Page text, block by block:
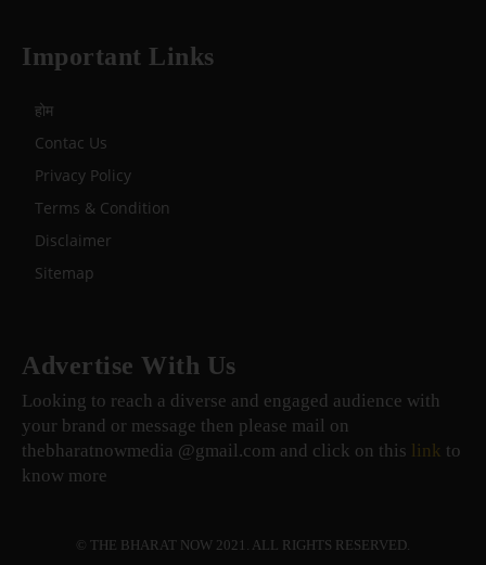
Important Links
होम
Contac Us
Privacy Policy
Terms & Condition
Disclaimer
Sitemap
Advertise With Us
Looking to reach a diverse and engaged audience with
your brand or message then please mail on
thebharatnowmedia @gmail.com and click on this link to
know more
© THE BHARAT NOW 2021. ALL RIGHTS RESERVED.